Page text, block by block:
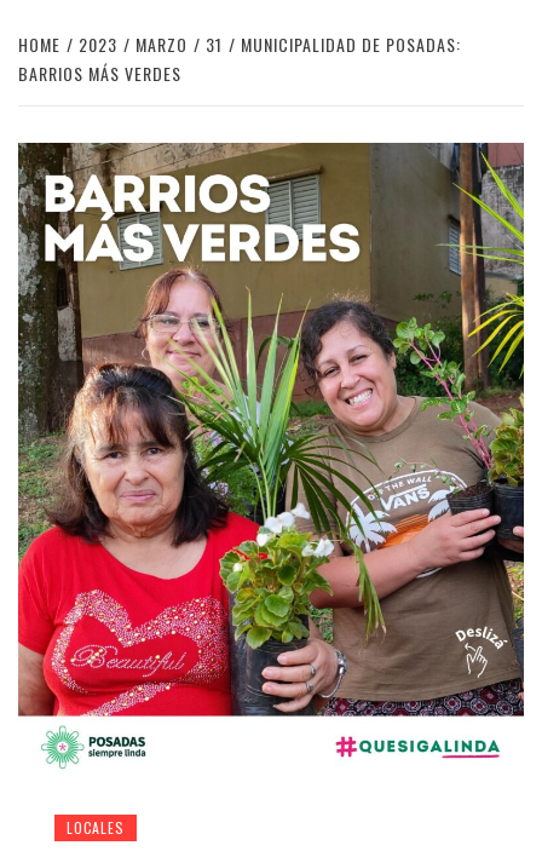
HOME 2023 MARZO 31
MUNICIPALIDAD DE POSADAS:
BARRIOS MÁS VERDES
LOCALES